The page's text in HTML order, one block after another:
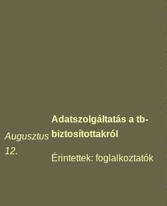
Augusztus
12.
Adatszolgáltatás a tb-
biztosítottakról
Érintettek: foglalkoztatók